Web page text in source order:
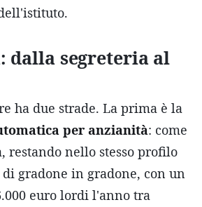
dalla segreteria al
ha due strade. La prima è la
per anzianità: come
restando nello stesso profilo
gradone in gradone, con un
euro lordi l'anno tra